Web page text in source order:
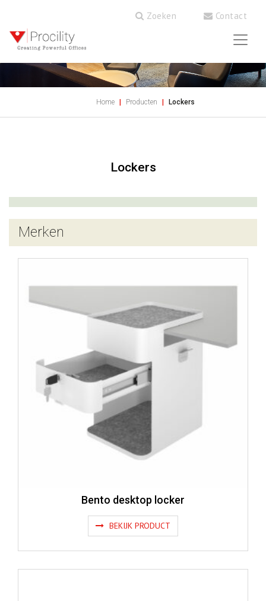
Zoeken Contact
Home Producten Lockers
Lockers
Merken
Bento desktop locker
BEKIJK PRODUCT